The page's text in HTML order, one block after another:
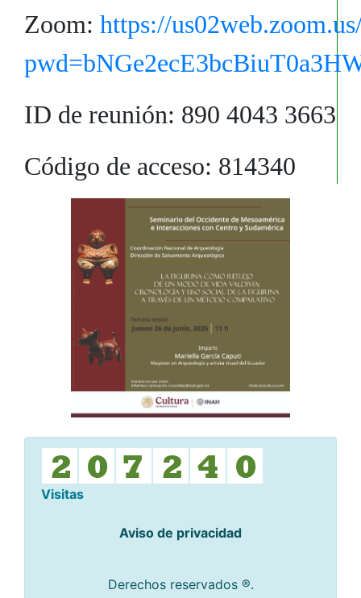
Zoom: https://
ID de reunión: 890 4043 3663
Código de acceso: 814340
Visitas
Aviso de privacidad
Derechos reservados ®.